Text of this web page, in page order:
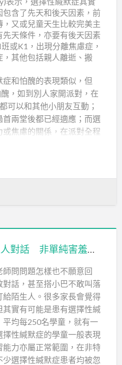
含了先天和後天因素，前
又或兒童天生比較完美主
天條件，亦要有後天因素
或K1，出現分離焦慮症，
其他包括親人離逝、搬
和怕醜的表現類似，但
，如到別人家開派對，在
可以和其他小朋友互動；
兩堂後都已經適應；而選
焦慮的關係，在派對全程
與其他人說話，「此症的
環境，第二個月起計，一
。」
不敢答問題怕跟陌生人對話 非單純害羞 有機會患上選擇性緘默症
問問題怎樣也不願意回
話，甚至搭小巴不敢叫落
陌生人。很多家長會覺得
實有可能是患有選擇性緘
均每250名學童，就有一
性緘默症的學童一般表現
力亦屬正常範圍，在非特
選擇性緘默症患者均被忽